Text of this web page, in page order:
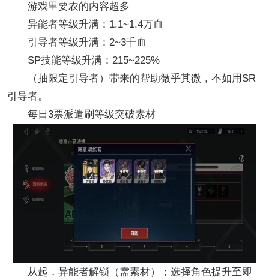
游戏里要农的内容超多
异能者等级升满：1.1~1.4万血
引导者等级升满：2~3千血
SP技能等级升满：215~225%
（抽限定引导者）带来的帮助微乎其微，不如用SR
引导者。
每日3票派遣刷等级突破素材
从起，异能者解锁（需素材）；选择角色提升至即